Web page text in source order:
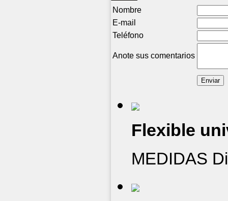
Nombre
E-mail
Teléfono
Anote sus comentarios
Flexible
MEDIDAS